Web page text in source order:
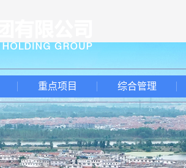
重点项目 综合管理